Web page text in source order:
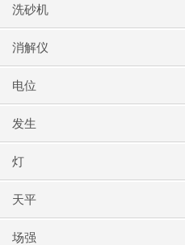
洗砂机
消解仪
电位
发生
灯
天平
场强